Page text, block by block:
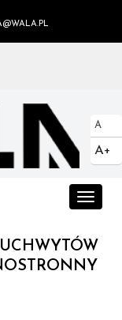
Toggle
A
A+